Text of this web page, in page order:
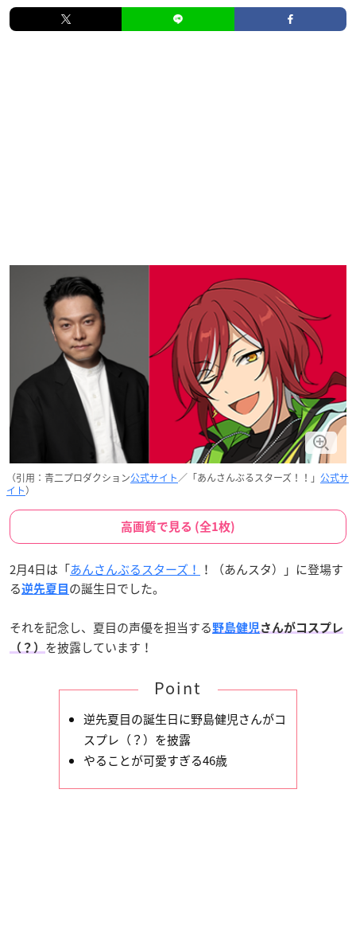
（引用：青二プロダクション公式サイト／「あんさんぶるスターズ！！」 公式サ
イト）
高画質で見る (全1枚)
2月4日は「あんさんぶるスターズ！ ！（あんスタ）」に登場す
る逆先夏目 の誕生日でした。
それを記念し、夏目の声優を担当する 野島健児 さんがコスプレ
（？） を披露しています！
Point
逆先夏目の誕生日に野島健児さんがコ
スプレ（？）を披露
やることが可愛すぎる46歳